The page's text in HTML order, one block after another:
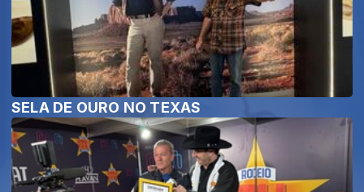
SELA DE OURO NO TEXAS